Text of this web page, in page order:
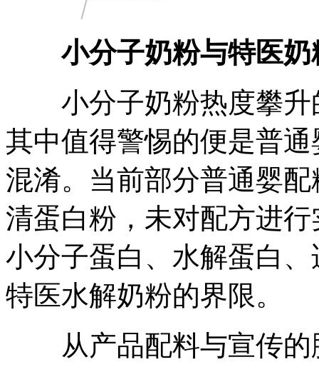
小分子奶粉与特医
小分子奶粉热度攀升
其中值得警惕的便是普
混淆。当前部分普通婴
清蛋白粉，未对配方进
小分子蛋白、水解蛋白
特医水解奶粉的界限。
从产品配料与宣传的